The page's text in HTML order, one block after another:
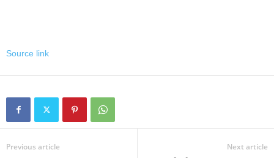
Source link
Previous article Next article